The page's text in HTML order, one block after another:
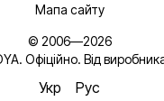
Мапа сайту
© 2006—2026
Офіційно. Від
Укр Рус